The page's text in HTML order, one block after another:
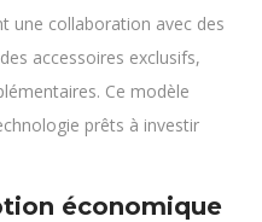
une collaboration avec des
accessoires exclusifs,
Ce modèle
prêts à investir
économique